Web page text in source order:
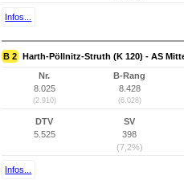
Infos...
B 2 Harth-Pöllnitz-Struth (K 120) - AS
Nr.
8.025
(2.910)
B-Rang
8.428
(6.028)
DTV
5.525
SV
398
(7,2%)
Infos...